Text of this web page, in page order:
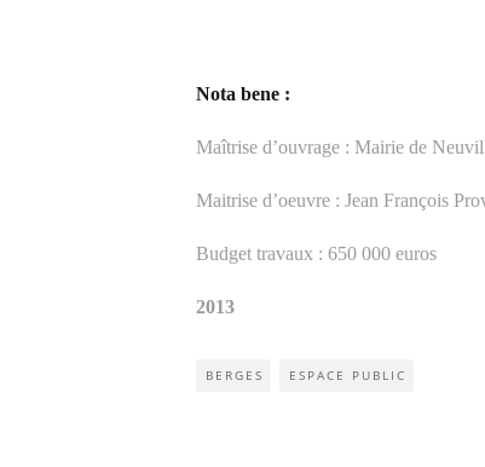
Nota bene :
Maîtrise d’ouvrage : Mairie de
Maitrise d’oeuvre : Jean François
Budget travaux : 650 000 euros
2013
BERGES ESPACE PUBLIC